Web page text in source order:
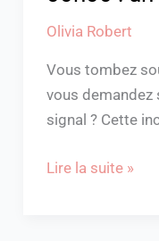
Olivia Robert
Vous tombez
vous demandez
signal ? Cette
Lire la suite »